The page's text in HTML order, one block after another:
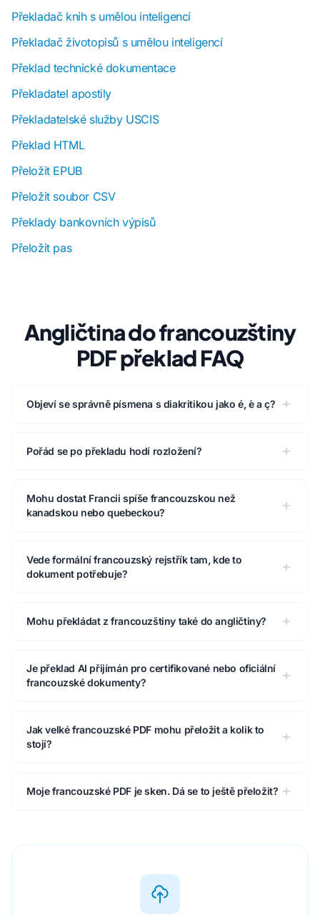
Překladač knih s umělou inteligencí
Překladač životopisů s umělou inteligencí
Překlad technické dokumentace
Překladatel apostily
Překladatelské služby USCIS
Překlad HTML
Přeložit EPUB
Přeložit soubor CSV
Překlady bankovních výpisů
Přeložit pas
Angličtina do francouzštiny
PDF překlad FAQ
Objeví se správně písmena s diakritikou jako é, è a ç?
Pořád se po překladu hodí rozložení?
Mohu dostat Francii spíše francouzskou než
kanadskou nebo quebeckou?
Vede formální francouzský rejstřík tam, kde to
dokument potřebuje?
Mohu překládat z francouzštiny také do angličtiny?
Je překlad AI přijímán pro certifikované nebo oficiální
francouzské dokumenty?
Jak velké francouzské PDF mohu přeložit a kolik to
stojí?
Moje francouzské PDF je sken. Dá se to ještě přeložit?